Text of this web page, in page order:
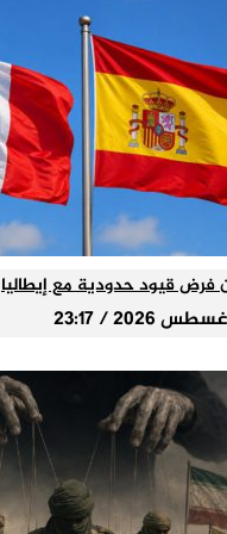
فرض قيود حدودية مع إيطاليا